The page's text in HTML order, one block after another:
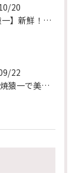
20
【炭焼 猿一】新鮮！おすすめの焼き鳥と人気ランキング｜熊本市
22
熊本の炭焼猿一で美味しい焼き鳥とビールで疲れも吹っ飛ばしましょう‼